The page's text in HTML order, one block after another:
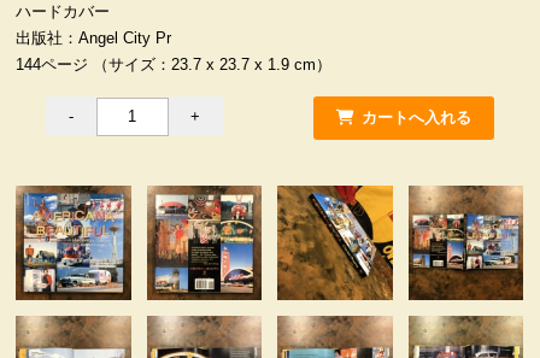
ハードカバー
出版社：Angel City Pr
144ページ （サイズ：23.7 x 23.7 x 1.9 cm）